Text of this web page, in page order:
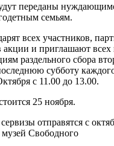
переданы
семьям.
всех участников,
акции и приглашают всех
раздельного сбора
субботу
с 11.00 до 13.00.
25 ноября.